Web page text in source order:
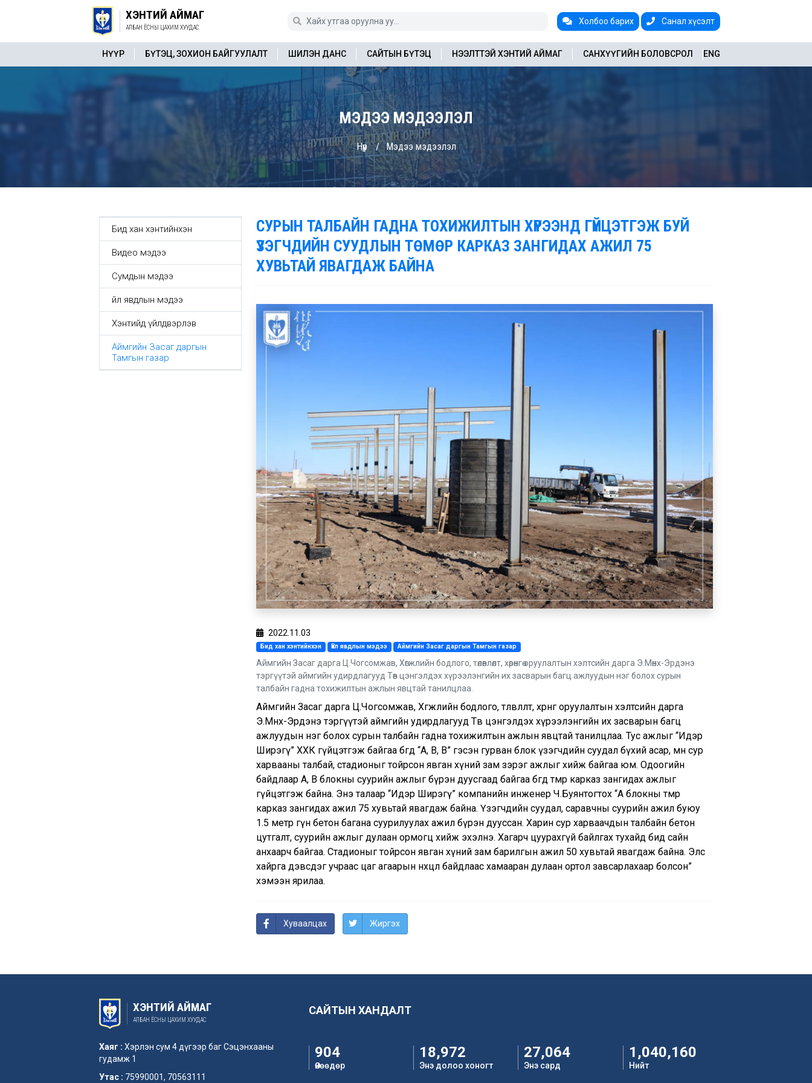
Холбоо барих Санал хүсэлт
ХЭНТИЙ АЙМАГ
АЛБАН ЁСНЫ ЦАХИМ ХУУДАС
ENG
НҮҮР БҮТЭЦ, ЗОХИОН БАЙГУУЛАЛТ ШИЛЭН ДАНС САЙТЫН БҮТЭЦ НЭЭЛТТЭЙ ХЭНТИЙ АЙМАГ САНХҮҮГИЙН БОЛОВСРОЛ
МЭДЭЭ МЭДЭЭЛЭЛ
Нүүр Мэдээ мэдээлэл
Бид хан хэнтийнхэн
Видео мэдээ
Сумдын мэдээ
Үйл явдлын мэдээ
Хэнтийд үйлдвэрлэв
Аймгийн Засаг даргын
Тамгын газар
СУРЫН ТАЛБАЙН ГАДНА ТОХИЖИЛТЫН ХҮРЭЭНД ГҮЙЦЭТГЭЖ БУЙ
ҮЗЭГЧДИЙН СУУДЛЫН ТӨМӨР КАРКАЗ ЗАНГИДАХ АЖИЛ 75
ХУВЬТАЙ ЯВАГДАЖ БАЙНА
2022.11.03
Бид хан хэнтийнхэн Үйл явдлын мэдээ Аймгийн Засаг даргын Тамгын газар
Аймгийн Засаг дарга Ц.Чогсомжав, Хөгжлийн бодлого, төлөвлөлт, хөрөнгө оруулалтын хэлтсийн дарга Э.Мөнх-Эрдэнэ
тэргүүтэй аймгийн удирдлагууд Төв цэнгэлдэх хүрээлэнгийн их засварын багц ажлуудын нэг болох сурын
талбайн гадна тохижилтын ажлын явцтай танилцлаа.
Аймгийн Засаг дарга Ц.Чогсомжав, Хөгжлийн бодлого, төлөвлөлт, хөрөнгө оруулалтын хэлтсийн дарга
Э.Мөнх-Эрдэнэ тэргүүтэй аймгийн удирдлагууд Төв цэнгэлдэх хүрээлэнгийн их засварын багц
ажлуудын нэг болох сурын талбайн гадна тохижилтын ажлын явцтай танилцлаа. Тус ажлыг “Идэр
Ширэгү” ХХК гүйцэтгэж байгаа бөгөөд “A, B, B” гэсэн гурван блок үзэгчдийн суудал бүхий асар, мөн сур
харвааны талбай, стадионыг тойрсон явган хүний зам зэрэг ажлыг хийж байгаа юм. Одоогийн
байдлаар А, B блокны суурийн ажлыг бүрэн дуусгаад байгаа бөгөөд төмөр карказ зангидах ажлыг
гүйцэтгэж байна. Энэ талаар “Идэр Ширэгү” компанийн инженер Ч.Буянтогтох “А блокны төмөр
карказ зангидах ажил 75 хувьтай явагдаж байна. Үзэгчдийн суудал, саравчны суурийн ажил буюу
1.5 метр гүн бетон багана суурилуулах ажил бүрэн дууссан. Харин сур харваачдын талбайн бетон
цутгалт, суурийн ажлыг дулаан ормогц хийж эхэлнэ. Хагарч цуурахгүй байлгах тухайд бид сайн
анхаарч байгаа. Стадионыг тойрсон явган хүний зам барилгын ажил 50 хувьтай явагдаж байна. Элс
хайрга дэвсдэг учраас цаг агаарын нөхцөл байдлаас хамааран дулаан ортол завсарлахаар болсон”
хэмээн ярилаа.
Хуваалцах Жиргэх
ХЭНТИЙ АЙМАГ
АЛБАН ЁСНЫ ЦАХИМ ХУУДАС
Хаяг : Хэрлэн сум 4 дүгээр баг Сэцэнхааны
гудамж 1
Утас : 75990001, 70563111
САЙТЫН ХАНДАЛТ
904
Өнөөдөр
18,972
Энэ долоо хоногт
27,064
Энэ сард
1,040,160
Нийт